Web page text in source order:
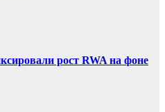
рост RWA на фоне